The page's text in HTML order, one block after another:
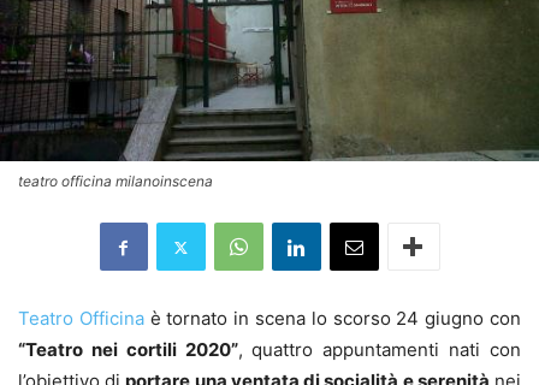
teatro officina milanoinscena
Teatro Officinaè tornato in scena lo scorso 24 giugno con
“Teatro nei cortili 2020”, quattro appuntamenti nati con